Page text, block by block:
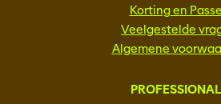
Korting en
Veelgestelde
Algemene